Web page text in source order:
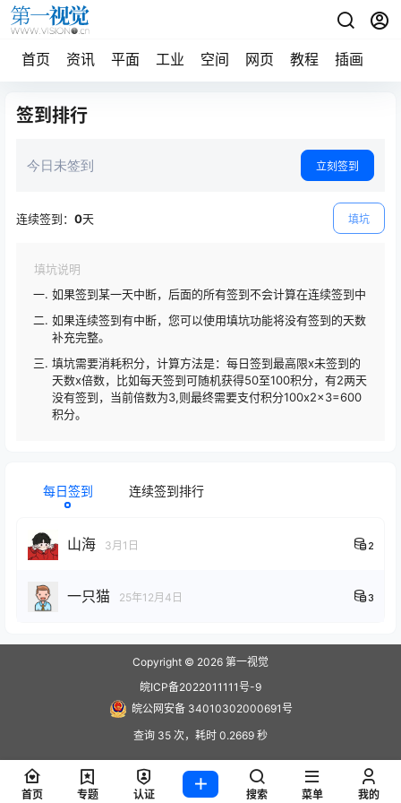
首页 资讯 平面 工业 空间 网页 教程 插画
签到排行
今日未签到 立刻签到
连续签到： 0天 填坑
填坑说明
如果签到某一天中断，后面的所有签到不会计算在连续签到中
如果连续签到有中断，您可以使用填坑功能将没有签到的天数
补充完整。
填坑需要消耗积分，计算方法是：每日签到最高限x未签到的
天数x倍数，比如每天签到可随机获得50至100积分，有2两天
没有签到，当前倍数为3,则最终需要支付积分100x2x3=600
积分。
每日签到 连续签到排行
山海 3月1日 2
一只猫 25年12月4日 3
Copyright © 2026 第一视觉
皖ICP备2022011111号-9
皖公网安备 34010302000691号
查询 35 次，耗时 0.2669 秒
首页 专题 认证 搜索 菜单 我的